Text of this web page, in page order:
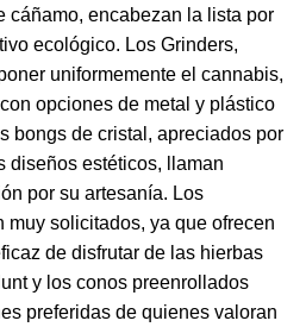
cáñamo, encabezan la lista por
ecológico. Los Grinders,
uniformemente el cannabis,
opciones de metal y plástico
bongs de cristal, apreciados por
diseños estéticos, llaman
por su artesanía. Los
muy solicitados, ya que ofrecen
de disfrutar de las hierbas
y los conos preenrollados
preferidas de quienes valoran